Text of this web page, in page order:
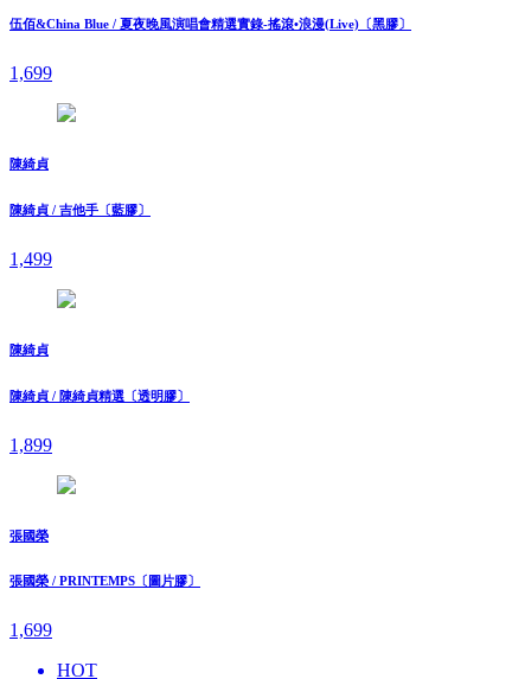
伍佰&China Blue / 夏夜晚風演唱會精選實錄-搖滾•浪漫(Live)〔黑膠〕
1,699
陳綺貞
陳綺貞 / 吉他手〔藍膠〕
1,499
陳綺貞
陳綺貞 / 陳綺貞精選〔透明膠〕
1,899
張國榮
張國榮 / PRINTEMPS〔圖片膠〕
1,699
HOT